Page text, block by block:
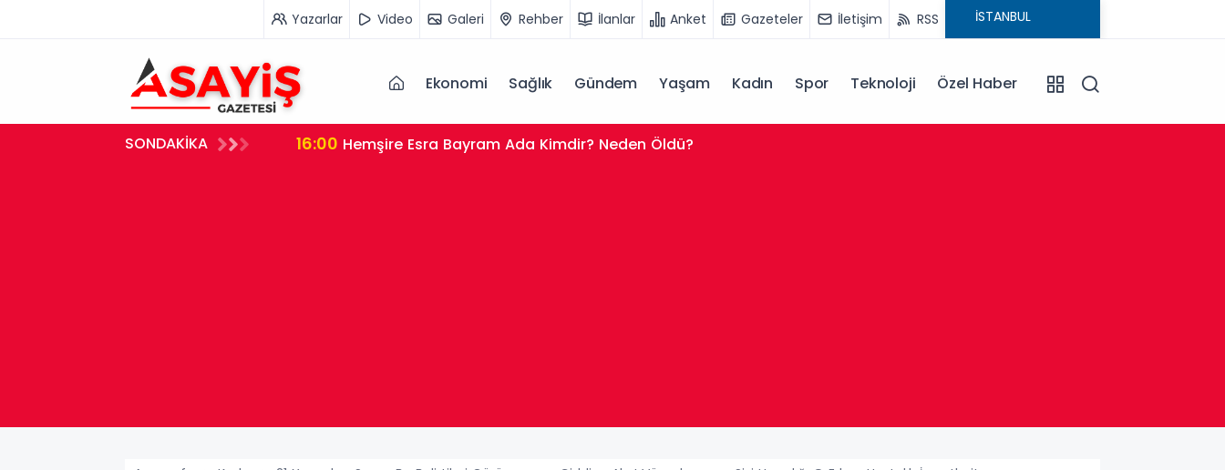
Yazarlar Video Galeri Rehber İlanlar Anket Gazeteler İletişim RSS
Ekonomi Sağlık Gündem Yaşam Kadın Spor Teknoloji Özel Haber
SONDAKİKA 16:00 Hemşire Esra Bayram Ada Kimdir? Neden Öldü?